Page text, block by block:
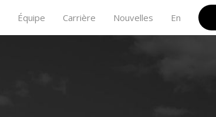
Équipe Carrière Nouvelles En